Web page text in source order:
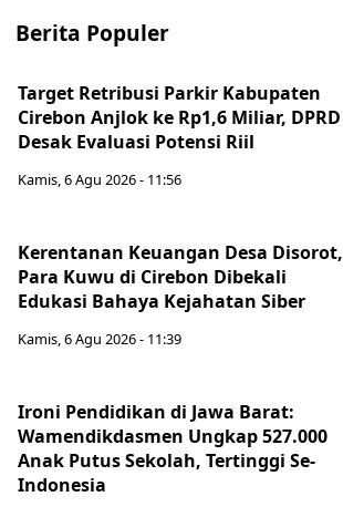
Berita Populer
Target Retribusi Parkir Kabupaten
Cirebon Anjlok ke Rp1,6 Miliar, DPRD
Desak Evaluasi Potensi Riil
Kamis, 6 Agu 2026 - 11:56
Kerentanan Keuangan Desa Disorot,
Para Kuwu di Cirebon Dibekali
Edukasi Bahaya Kejahatan Siber
Kamis, 6 Agu 2026 - 11:39
Ironi Pendidikan di Jawa Barat:
Wamendikdasmen Ungkap 527.000
Anak Putus Sekolah, Tertinggi Se-
Indonesia